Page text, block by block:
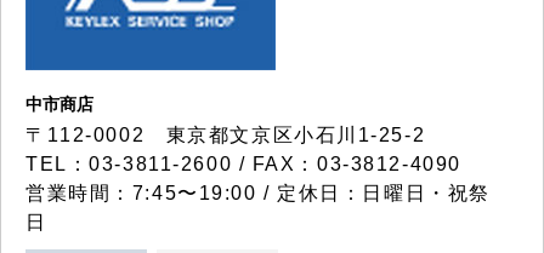
中市商店
〒112-0002 東京都文京区小石川1-25-2
TEL：03-3811-2600 / FAX：03-3812-4090
営業時間：7:45〜19:00 / 定休日：日曜日・祝祭
日